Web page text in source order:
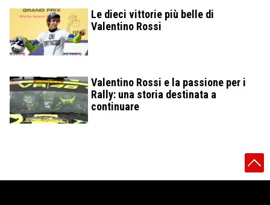
Le dieci vittorie più belle di
Valentino Rossi
Valentino Rossi e la passione per i
Rally: una storia destinata a
continuare